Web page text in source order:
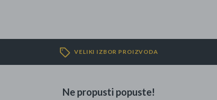
VELIKI IZBOR PROIZVODA
Ne propusti popuste!